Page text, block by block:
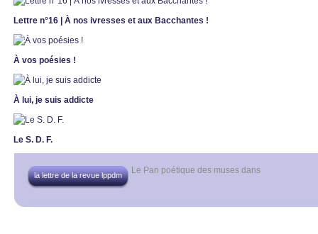
Lettre n°16 | À nos ivresses et aux Bacchantes !
À vos poésies !
À lui, je suis addicte
Le S. D. F.
Le Pan poétique des muses dans
la lettre de la revue lppdm